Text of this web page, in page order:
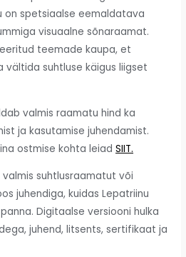
on spetsiaalse eemaldatava
visuaalne sõnaraamat.
teemade kaupa, et
suhtluse käigus liigset
valmis raamatu hind ka
ja kasutamise juhendamist.
ostmise kohta leiadSIIT.
suhtlusraamatut või
juhendiga, kuidas Lepatriinu
Digitaalse versiooni hulka
juhend, litsents, sertifikaat ja